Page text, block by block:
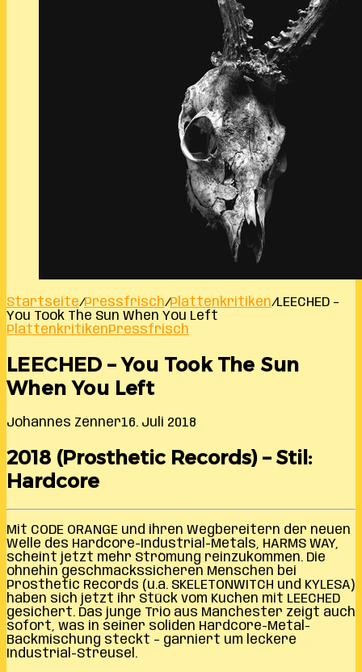
Startseite/Pressfrisch/Plattenkritiken/LEECHED –
You Took The Sun When You Left
PlattenkritikenPressfrisch
LEECHED – You Took The Sun
When You Left
Johannes Zenner16. Juli 2018
2018 (Prosthetic Records) – Stil:
Hardcore
Mit CODE ORANGE und ihren Wegbereitern der neuen
Welle des Hardcore-Industrial-Metals, HARMS WAY,
scheint jetzt mehr Strömung reinzukommen. Die
ohnehin geschmackssicheren Menschen bei
Prosthetic Records (u.a. SKELETONWITCH und KYLESA)
haben sich jetzt ihr Stück vom Kuchen mit LEECHED
gesichert. Das junge Trio aus Manchester zeigt auch
sofort, was in seiner soliden Hardcore-Metal-
Backmischung steckt – garniert um leckere
Industrial-Streusel.